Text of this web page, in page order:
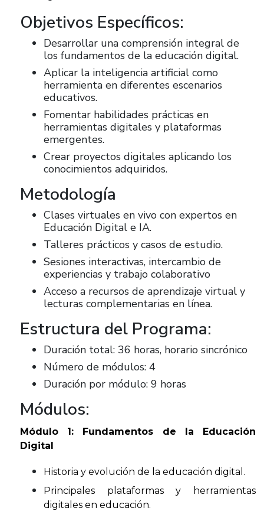
Objetivos Específicos:
Desarrollar una comprensión integral de
los fundamentos de la educación digital.
Aplicar la inteligencia artificial como
herramienta en diferentes escenarios
educativos.
Fomentar habilidades prácticas en
herramientas digitales y plataformas
emergentes.
Crear proyectos digitales aplicando los
conocimientos adquiridos.
Metodología
Clases virtuales en vivo con expertos en
Educación Digital e IA.
Talleres prácticos y casos de estudio.
Sesiones interactivas, intercambio de
experiencias y trabajo colaborativo
Acceso a recursos de aprendizaje virtual y
lecturas complementarias en línea.
Estructura del Programa:
Duración total: 36 horas, horario sincrónico
Número de módulos: 4
Duración por módulo: 9 horas
Módulos:
Módulo 1: Fundamentos de la Educación
Digital
Historia y evolución de la educación digital.
Principales plataformas y herramientas
digitales en educación.